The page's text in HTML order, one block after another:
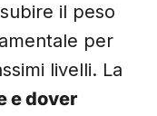
il peso
per
livelli. La
e dover